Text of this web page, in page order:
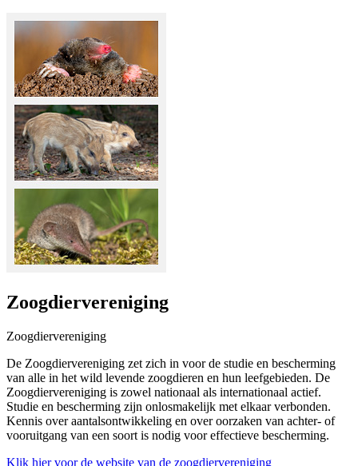
Zoogdiervereniging
Zoogdiervereniging
De Zoogdiervereniging zet zich in voor de studie en bescherming
van alle in het wild levende zoogdieren en hun leefgebieden. De
Zoogdiervereniging is zowel nationaal als internationaal actief.
Studie en bescherming zijn onlosmakelijk met elkaar verbonden.
Kennis over aantalsontwikkeling en over oorzaken van achter- of
vooruitgang van een soort is nodig voor effectieve bescherming.
Klik hier voor de website van de zoogdiervereniging